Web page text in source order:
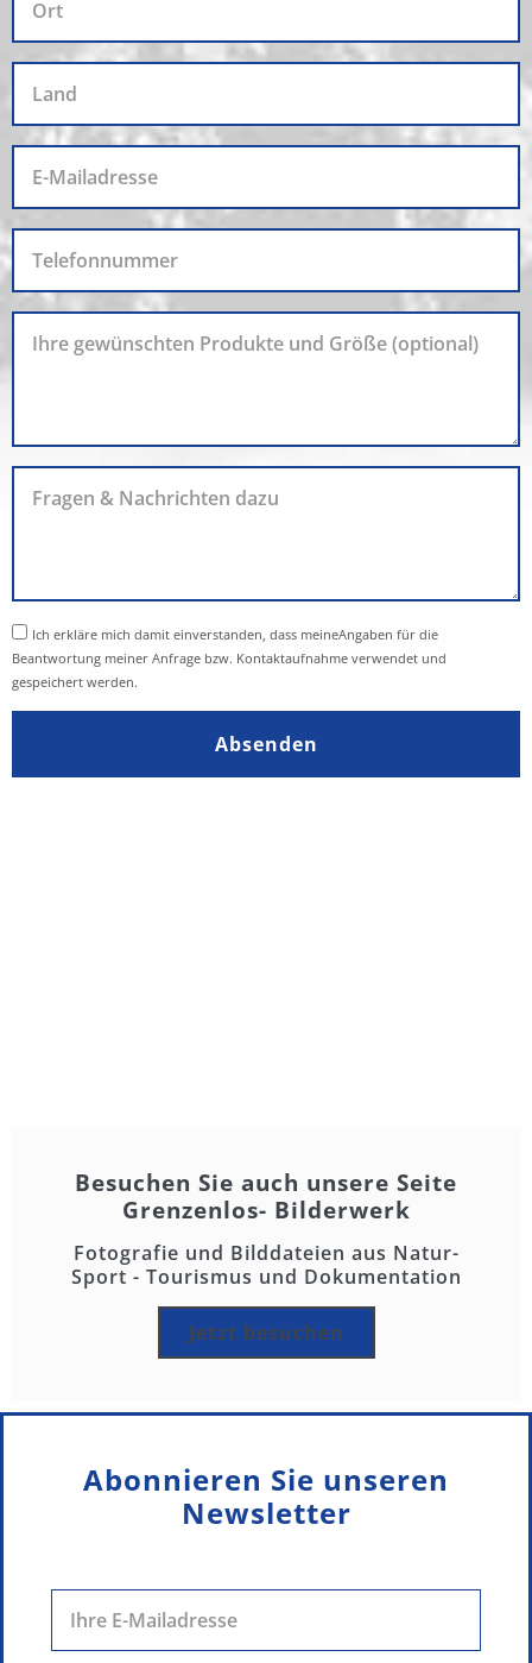
Ich erkläre mich damit einverstanden, dass meineAngaben für die
Beantwortung meiner Anfrage bzw. Kontaktaufnahme verwendet und
gespeichert werden.
Absenden
Besuchen Sie auch unsere Seite
Grenzenlos- Bilderwerk
Fotografie und Bilddateien aus Natur-
Sport - Tourismus und Dokumentation
Jetzt besuchen
Abonnieren Sie unseren
Newsletter